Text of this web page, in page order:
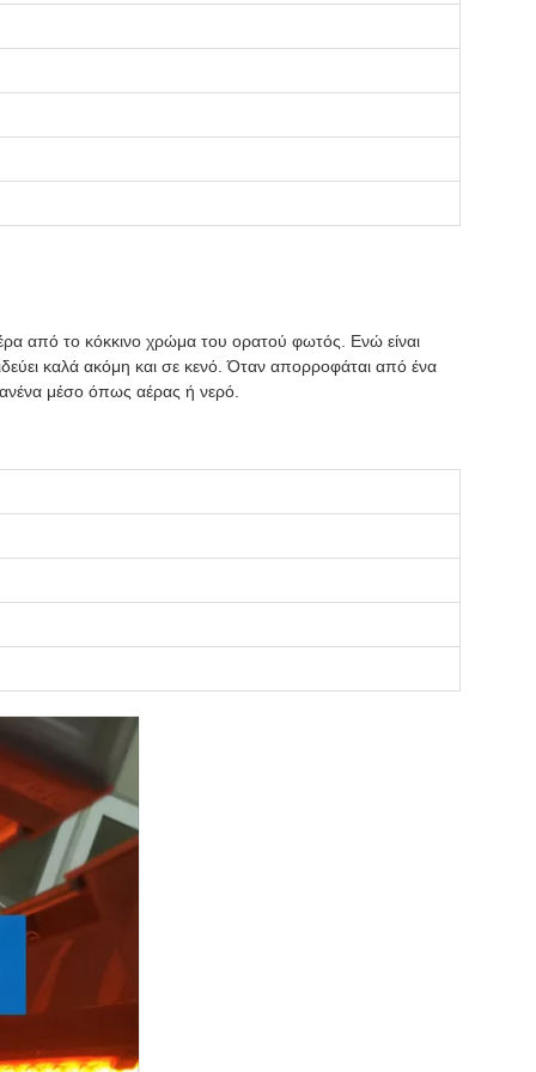
από το κόκκινο χρώμα του ορατού φωτός. Ενώ είναι
καλά ακόμη και σε κενό. Όταν απορροφάται από ένα
μέσο όπως αέρας ή νερό.